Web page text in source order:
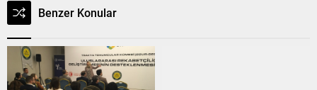
Benzer Konular